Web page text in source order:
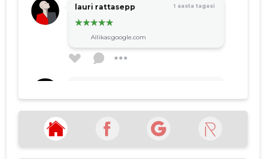
lauri rattasepp 1 aasta tagasi
Allikas:google.com
Kasutasin nende teenust
sünnipäeva pidamisel. Suurepärane